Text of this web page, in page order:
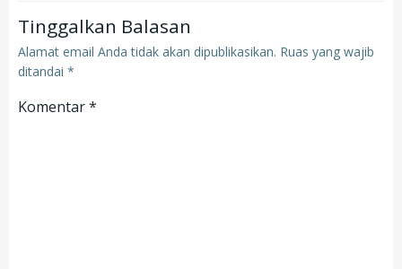
Tinggalkan Balasan
Alamat email Anda tidak akan dipublikasikan. Ruas yang wajib
ditandai *
Komentar*